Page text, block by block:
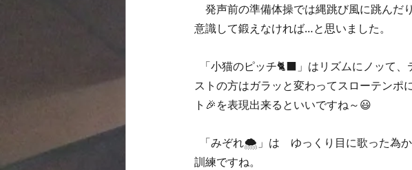
発声前の準備体操では縄跳び風に跳んだ
意識して鍛えなければ…と思いました。
ストの方はガラッと変わってスローテン
ト🎉を表現出来るといいですね～😃
訓練ですね。